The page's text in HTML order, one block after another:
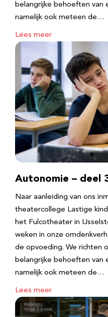
belangrijke behoeften van
namelijk ook meteen de…
Lees meer
Autonomie – deel
Naar aanleiding van ons
theatercollege Lastige
het Fulcotheater in
weken in onze
de opvoeding. We richten
belangrijke behoeften van
namelijk ook meteen de…
Lees meer